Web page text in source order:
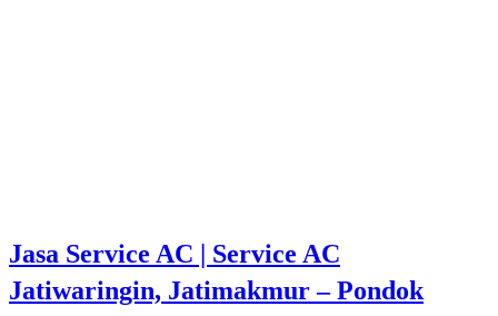
Jasa Service AC | Service AC
Jatiwaringin, Jatimakmur – Pondok